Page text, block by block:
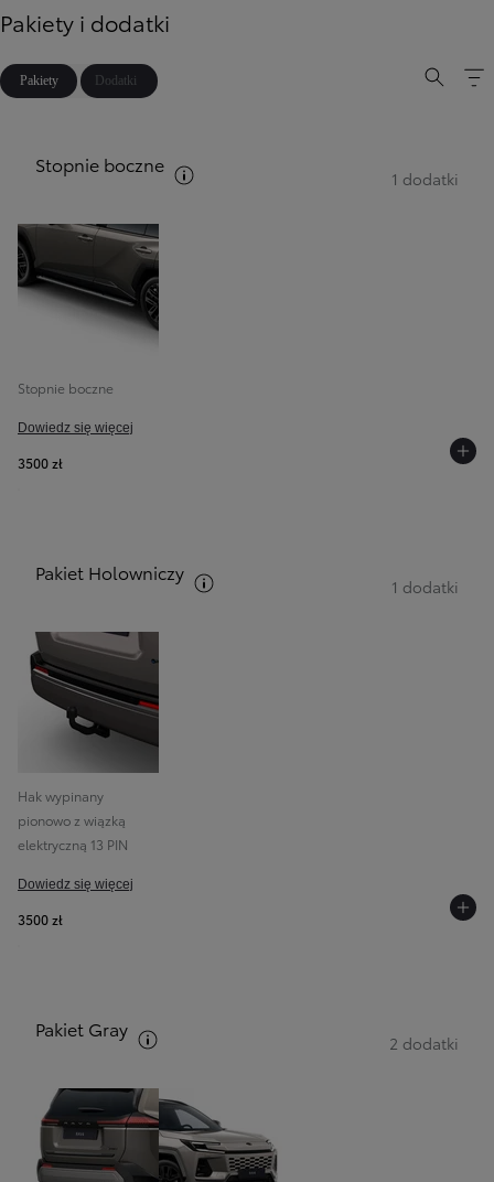
Pakiety i dodatki
Pakiety Dodatki
Stopnie boczne
1 dodatki
Stopnie boczne
Dowiedz się więcej
3500 zł
Pakiet Holowniczy
1 dodatki
Hak wypinany
pionowo z wiązką
elektryczną 13 PIN
Dowiedz się więcej
3500 zł
Pakiet Gray
2 dodatki